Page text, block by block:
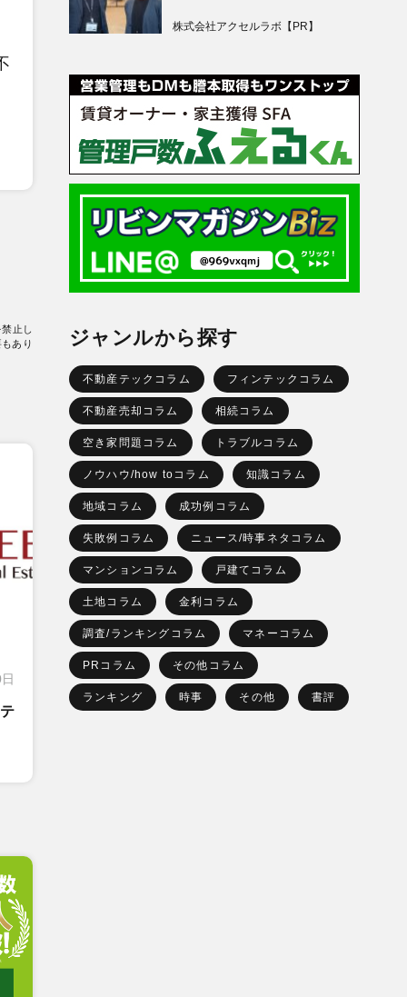
止し
あり
株式会社アクセルラボ【PR】
ジャンルから探す
不動産テックコラム フィンテックコラム
不動産売却コラム 相続コラム
空き家問題コラム トラブルコラム
ノウハウ/how toコラム 知識コラム
地域コラム 成功例コラム
失敗例コラム ニュース/時事ネタコラム
マンションコラム 戸建てコラム
土地コラム 金利コラム
調査/ランキングコラム マネーコラム
PRコラム その他コラム
ランキング 時事 その他 書評